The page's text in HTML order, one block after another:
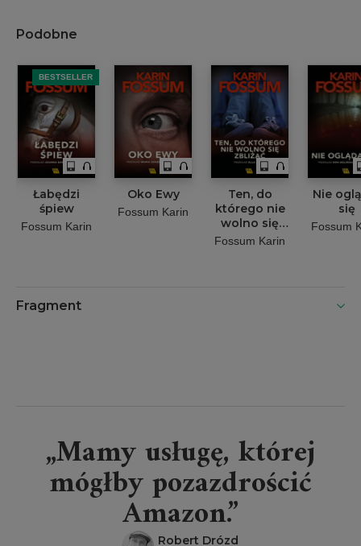
Podobne
BESTSELLER
Łabędzi
śpiew
Fossum Karin
Oko Ewy
Fossum Karin
Ten, do
którego nie
wolno się
zbliżać
Fossum Karin
Nie
się
Fossum
Fragment
„Mamy usługę, której
mógłby pozazdrościć
Amazon.”
Robert Drózd